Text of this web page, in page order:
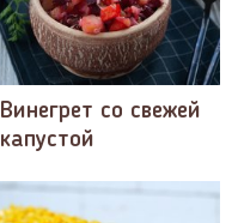
Винегрет со свежей
капустой